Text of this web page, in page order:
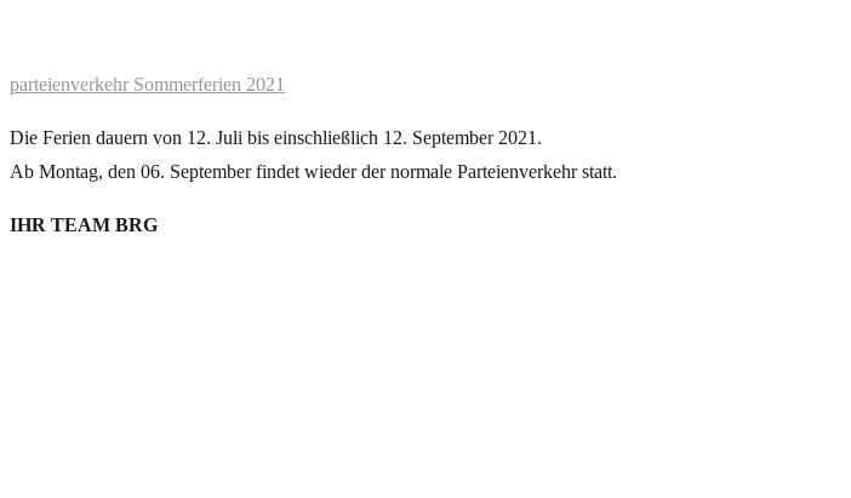
parteienverkehr Sommerferien 2021
Die Ferien dauern von 12. Juli bis einschließlich 12. September 2021.
Ab Montag, den 06. September findet wieder der normale Parteienverkehr statt.
IHR TEAM BRG